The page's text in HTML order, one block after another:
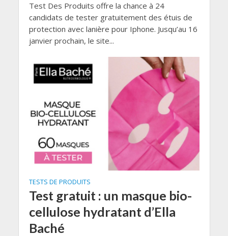
Test Des Produits offre la chance à 24
candidats de tester gratuitement des étuis de
protection avec lanière pour Iphone. Jusqu’au 16
janvier prochain, le site...
TESTS DE PRODUITS
Test gratuit : un masque bio-
cellulose hydratant d’Ella
Baché